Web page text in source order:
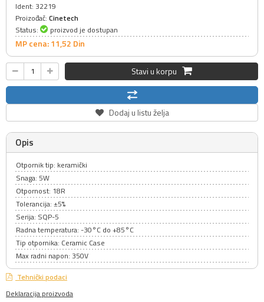
Ident: 32219
Proizođač: Cinetech
Status:
proizvod je dostupan
MP cena: 11,52 Din
Stavi u korpu
Dodaj u listu želja
Opis
Otpornik tip: keramički
Snaga: 5W
Otpornost: 18R
Tolerancija: ±5%
Serija: SQP-5
Radna temperatura: -30°C do +85°C
Tip otpornika: Ceramic Case
Max radni napon: 350V
Tehnički podaci
Deklaracija proizvoda